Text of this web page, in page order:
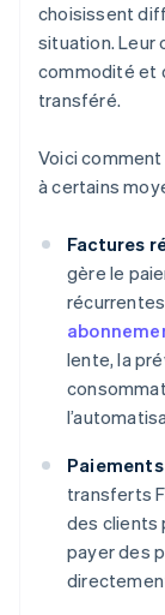
choisissent
situation. Leur
commodité et
transféré.
Voici
à certains
Factures
gère le
lente, la
transferts
des clients
payer des